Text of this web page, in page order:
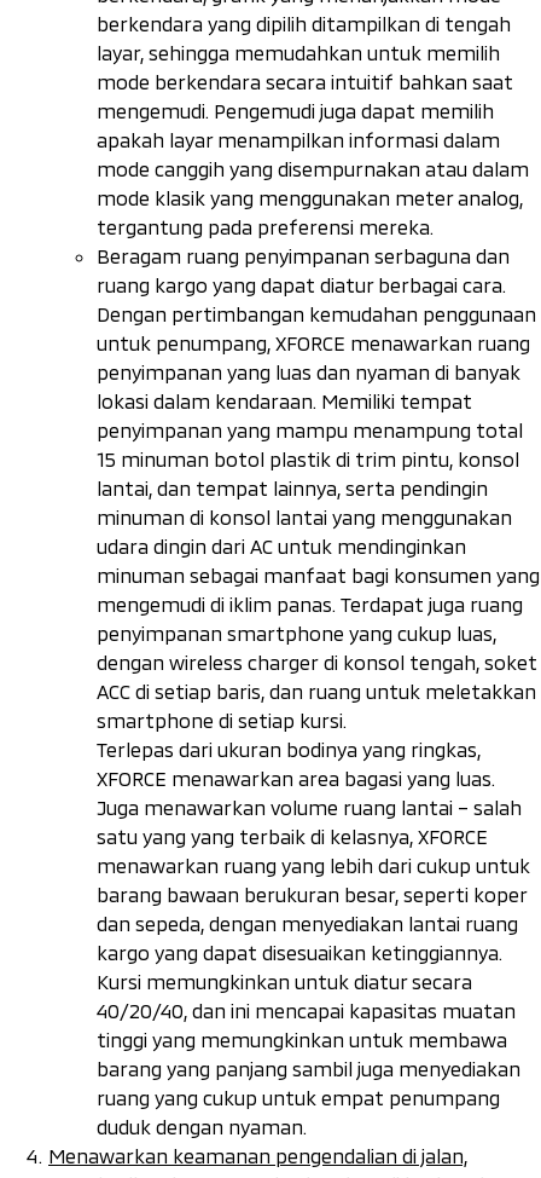
berkendara yang dipilih ditampilkan di tengah
layar, sehingga memudahkan untuk memilih
mode berkendara secara intuitif bahkan saat
mengemudi. Pengemudi juga dapat memilih
apakah layar menampilkan informasi dalam
mode canggih yang disempurnakan atau dalam
mode klasik yang menggunakan meter analog,
tergantung pada preferensi mereka.
Beragam ruang penyimpanan serbaguna dan
ruang kargo yang dapat diatur berbagai cara.
Dengan pertimbangan kemudahan penggunaan
untuk penumpang, XFORCE menawarkan ruang
penyimpanan yang luas dan nyaman di banyak
lokasi dalam kendaraan. Memiliki tempat
penyimpanan yang mampu menampung total
15 minuman botol plastik di trim pintu, konsol
lantai, dan tempat lainnya, serta pendingin
minuman di konsol lantai yang menggunakan
udara dingin dari AC untuk mendinginkan
minuman sebagai manfaat bagi konsumen yang
mengemudi di iklim panas. Terdapat juga ruang
penyimpanan smartphone yang cukup luas,
dengan wireless charger di konsol tengah, soket
ACC di setiap baris, dan ruang untuk meletakkan
smartphone di setiap kursi.
Terlepas dari ukuran bodinya yang ringkas,
XFORCE menawarkan area bagasi yang luas.
Juga menawarkan volume ruang lantai – salah
satu yang yang terbaik di kelasnya, XFORCE
menawarkan ruang yang lebih dari cukup untuk
barang bawaan berukuran besar, seperti koper
dan sepeda, dengan menyediakan lantai ruang
kargo yang dapat disesuaikan ketinggiannya.
Kursi memungkinkan untuk diatur secara
40/20/40, dan ini mencapai kapasitas muatan
tinggi yang memungkinkan untuk membawa
barang yang panjang sambil juga menyediakan
ruang yang cukup untuk empat penumpang
duduk dengan nyaman.
Menawarkan keamanan pengendalian di jalan,